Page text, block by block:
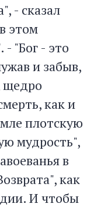
- сказал
этом
"Бог - это
и забыв,
щедро
как и
плотскую
мудрость",
в
как
И чтобы